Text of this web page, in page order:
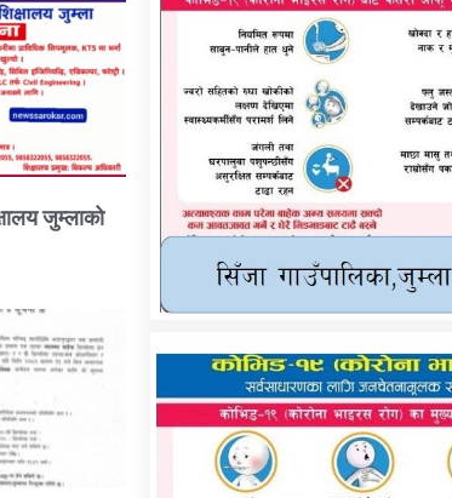
जुम्लाको